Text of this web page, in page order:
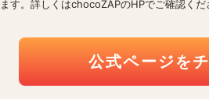
ます。詳しくはchocoZAPのHPでご確認くだ
公式ページを